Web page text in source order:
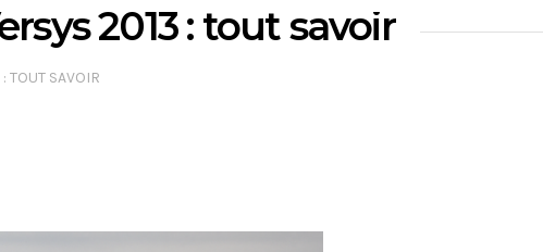
2013 : tout savoir
TOUT SAVOIR